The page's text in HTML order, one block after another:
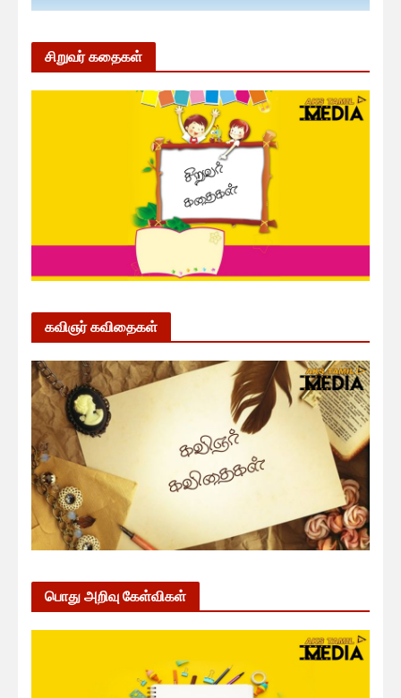
சிறுவர் கதைகள்
கவிஞர் கவிதைகள்
பொது அறிவு கேள்விகள்